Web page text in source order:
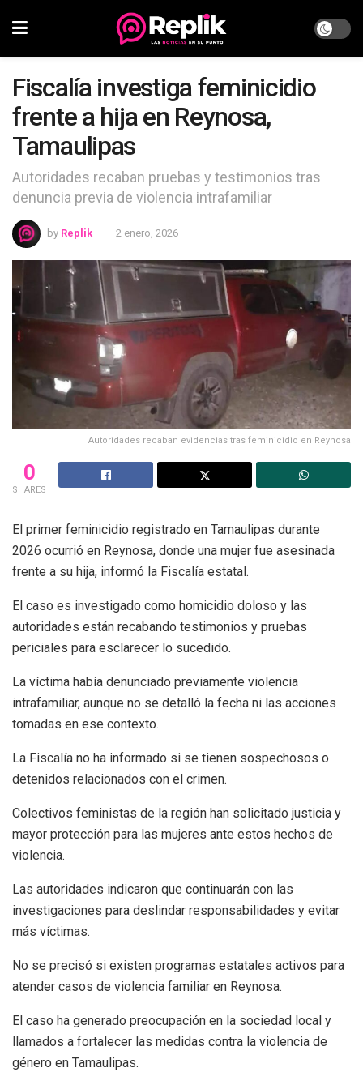
Fiscalía investiga feminicidio
frente a hija en Reynosa,
Tamaulipas
Autoridades recaban pruebas y testimonios tras
denuncia previa de violencia intrafamiliar
by Replik 2 enero, 2026
Autoridades recaban evidencias tras feminicidio en Reynosa
0
SHARES
El primer feminicidio registrado en Tamaulipas durante
2026 ocurrió en Reynosa, donde una mujer fue asesinada
frente a su hija, informó la Fiscalía estatal.
El caso es investigado como homicidio doloso y las
autoridades están recabando testimonios y pruebas
periciales para esclarecer lo sucedido.
La víctima había denunciado previamente violencia
intrafamiliar, aunque no se detalló la fecha ni las acciones
tomadas en ese contexto.
La Fiscalía no ha informado si se tienen sospechosos o
detenidos relacionados con el crimen.
Colectivos feministas de la región han solicitado justicia y
mayor protección para las mujeres ante estos hechos de
violencia.
Las autoridades indicaron que continuarán con las
investigaciones para deslindar responsabilidades y evitar
más víctimas.
No se precisó si existen programas estatales activos para
atender casos de violencia familiar en Reynosa.
El caso ha generado preocupación en la sociedad local y
llamados a fortalecer las medidas contra la violencia de
género en Tamaulipas.